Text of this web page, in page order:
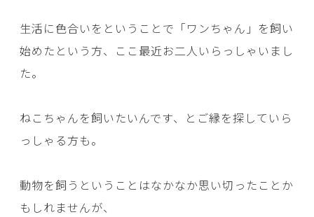
生活に色合いをということで「ワンちゃん」を飼い
始めたという方、ここ最近お二人いらっしゃいまし
た。
ねこちゃんを飼いたいんです、とご縁を探していら
っしゃる方も。
動物を飼うということはなかなか思い切ったことか
もしれませんが、